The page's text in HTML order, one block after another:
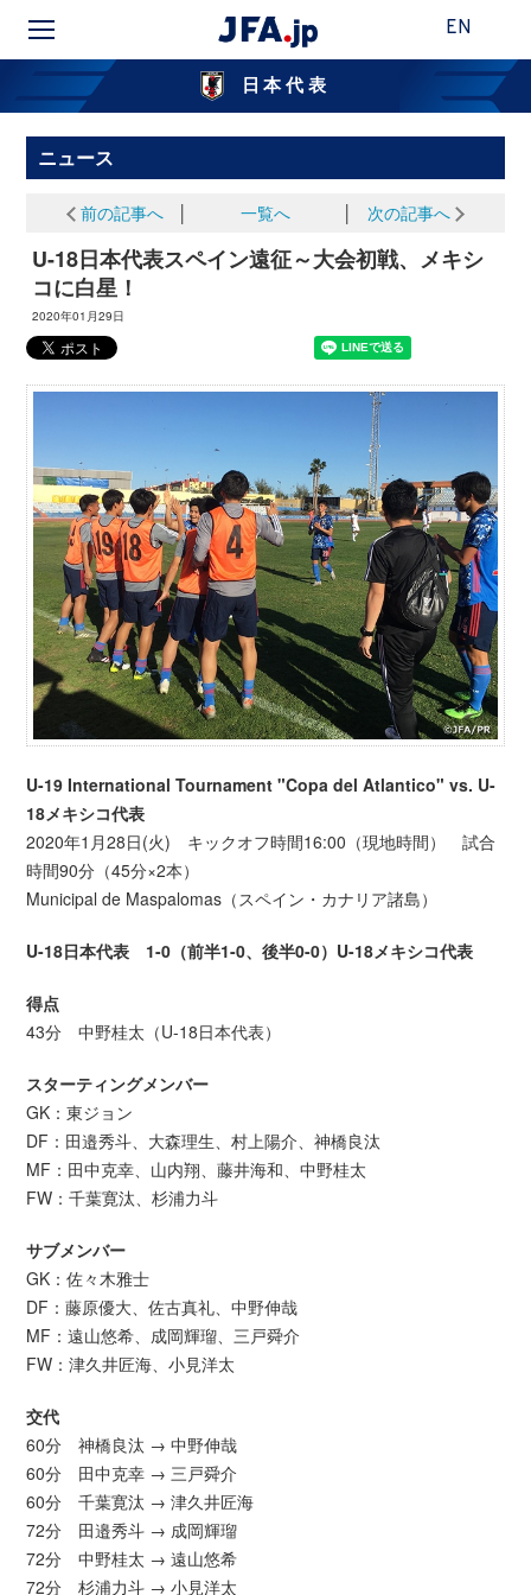
EN
日本代表
ニュース
前の記事へ 一覧へ 次の記事へ
U-18日本代表スペイン遠征～大会初戦、メキシ
コに白星！
2020年01月29日
U-19 International Tournament "Copa del Atlantico" vs. U-
18メキシコ代表
2020年1月28日(火) キックオフ時間16:00（現地時間） 試合
時間90分（45分×2本）
Municipal de Maspalomas（スペイン・カナリア諸島）
U-18日本代表 1-0（前半1-0、後半0-0）U-18メキシコ代表
得点
43分 中野桂太（U-18日本代表）
スターティングメンバー
GK：東ジョン
DF：田邉秀斗、大森理生、村上陽介、神橋良汰
MF：田中克幸、山内翔、藤井海和、中野桂太
FW：千葉寛汰、杉浦力斗
サブメンバー
GK：佐々木雅士
DF：藤原優大、佐古真礼、中野伸哉
MF：遠山悠希、成岡輝瑠、三戸舜介
FW：津久井匠海、小見洋太
交代
60分 神橋良汰 → 中野伸哉
60分 田中克幸 → 三戸舜介
60分 千葉寛汰 → 津久井匠海
72分 田邉秀斗 → 成岡輝瑠
72分 中野桂太 → 遠山悠希
72分 杉浦力斗 → 小見洋太